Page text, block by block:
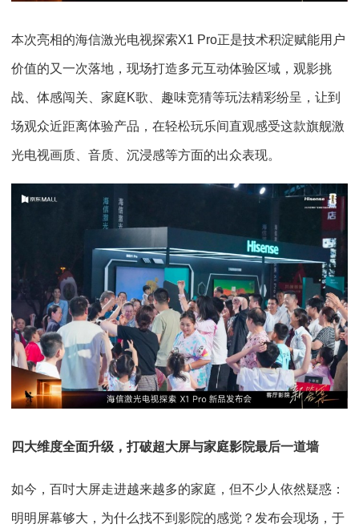
本次亮相的海信激光电视探索X1 Pro正是技术积淀赋能用户
价值的又一次落地，现场打造多元互动体验区域，观影挑
战、体感闯关、家庭K歌、趣味竞猜等玩法精彩纷呈，让到
场观众近距离体验产品，在轻松玩乐间直观感受这款旗舰激
光电视画质、音质、沉浸感等方面的出众表现。
四大维度全面升级，打破超大屏与家庭影院最后一道墙
如今，百吋大屏走进越来越多的家庭，但不少人依然疑惑：
明明屏幕够大，为什么找不到影院的感觉？发布会现场，于